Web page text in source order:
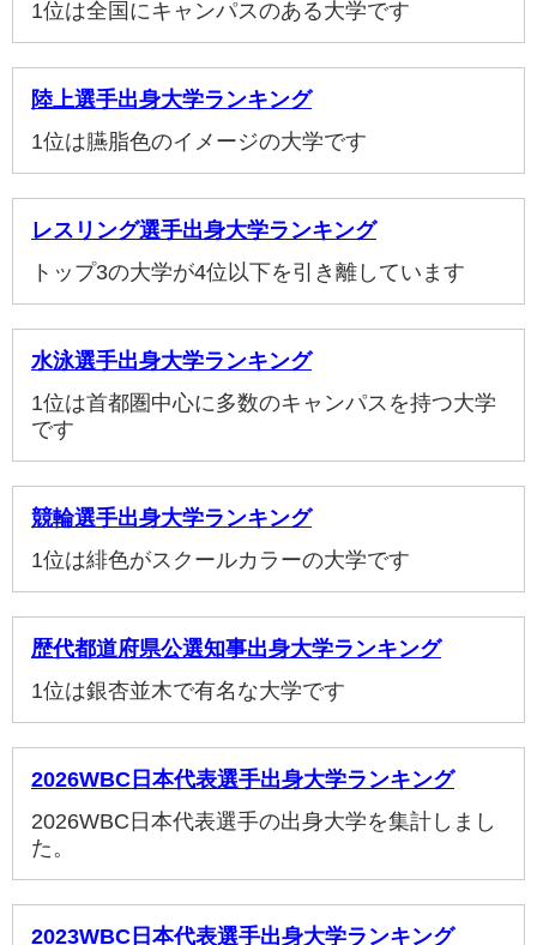
1位は全国にキャンパスのある大学です
陸上選手出身大学ランキング
1位は臙脂色のイメージの大学です
レスリング選手出身大学ランキング
トップ3の大学が4位以下を引き離しています
水泳選手出身大学ランキング
1位は首都圏中心に多数のキャンパスを持つ大学
です
競輪選手出身大学ランキング
1位は緋色がスクールカラーの大学です
歴代都道府県公選知事出身大学ランキング
1位は銀杏並木で有名な大学です
2026WBC日本代表選手出身大学ランキング
2026WBC日本代表選手の出身大学を集計しまし
た。
2023WBC日本代表選手出身大学ランキング